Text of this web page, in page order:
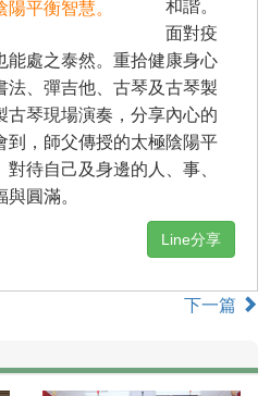
平衡智慧。
和諧。
面對疫
能處之泰然。重拾健康身心
法、彈吉他、古琴及古琴製
古琴現場演奏，分享內心的
到，師父傳授的太極陰陽平
待自己及身邊的人、事、
圓滿。
Line分享
下一篇